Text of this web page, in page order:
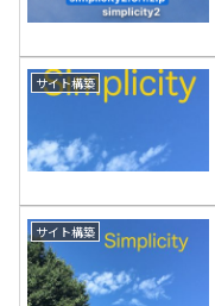
サイト構築
サイト構築